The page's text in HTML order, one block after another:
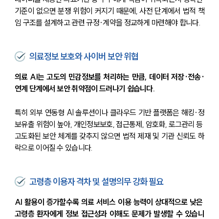
기준이 없으면 분쟁 위험이 커지기 때문에, 사전 단계에서 법적 책
임 구조를 설계하고 관련 규정·계약을 정교하게 마련해야 합니다.
의료정보 보호와 사이버 보안 위협
의료 AI는 고도의 민감정보를 처리하는 만큼, 데이터 저장·전송·
연계 단계에서 보안 취약점이 드러나기 쉽습니다.
특히 외부 연동형 AI 솔루션이나 클라우드 기반 플랫폼은 해킹·정
보유출 위험이 높아, 개인정보보호, 접근통제, 암호화, 로그관리 등
고도화된 보안 체계를 갖추지 않으면 법적 제재 및 기관 신뢰도 하
락으로 이어질 수 있습니다.
고령층 이용자 격차 및 설명의무 강화 필요
AI 활용이 증가할수록 의료 서비스 이용 능력이 상대적으로 낮은
고령층 환자에게 정보 접근성과 이해도 문제가 발생할 수 있습니